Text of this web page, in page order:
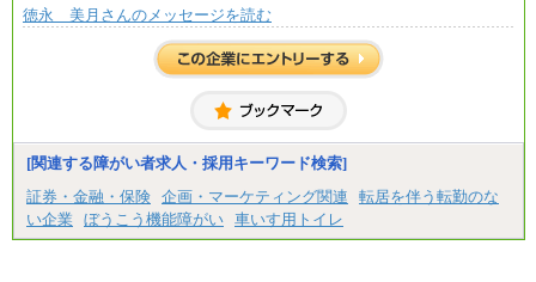
徳永 美月さんのメッセージを読む
[関連する障がい者求人・採用キーワード検索]
証券・金融・保険 企画・マーケティング関連
転居を伴う転勤のな
い企業
ぼうこう機能障がい 車いす用トイレ